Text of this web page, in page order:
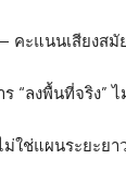
คะแนนเสียงสมั
“ลงพื้นที่จริง”
ใช่แผนระยะยา